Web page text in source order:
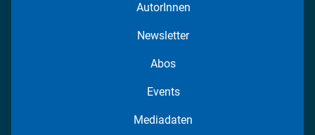
AutorInnen
Newsletter
Abos
Events
Mediadaten